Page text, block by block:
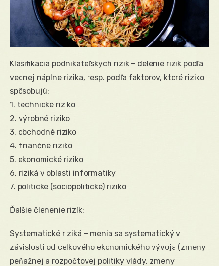
Klasifikácia podnikateľských rizík – delenie rizík podľa
vecnej náplne rizika, resp. podľa faktorov, ktoré riziko
spôsobujú:
1. technické riziko
2. výrobné riziko
3. obchodné riziko
4. finančné riziko
5. ekonomické riziko
6. riziká v oblasti informatiky
7. politické (sociopolitické) riziko
Ďalšie členenie rizík:
Systematické riziká – menia sa systematický v
závislosti od celkového ekonomického vývoja (zmeny
peňažnej a rozpočtovej politiky vlády, zmeny